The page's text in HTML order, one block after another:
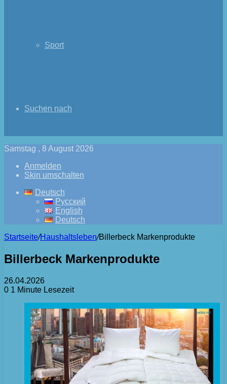
Sport
Suchen nach
Samstag , 8 August 2026
Anmelden
Skin umschalten
Deutsch
Русский
English
Deutsch
Startseite/Haushaltsleben/Billerbeck Markenprodukte
Billerbeck Markenprodukte
26.04.2026
0 1 Minute Lesezeit